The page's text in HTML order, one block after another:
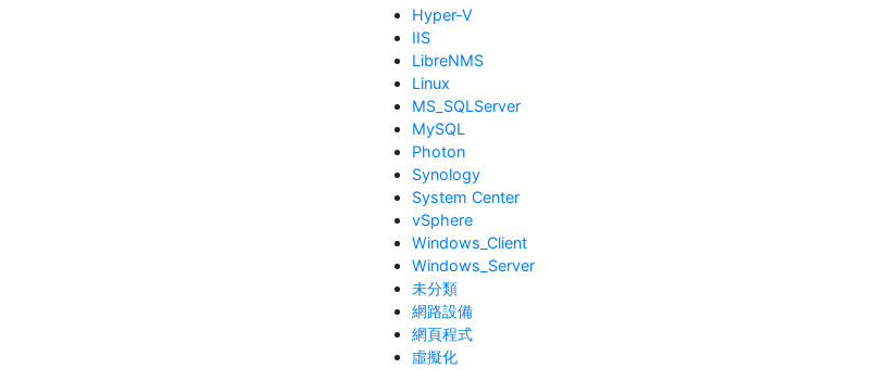
Hyper-V
IIS
LibreNMS
Linux
MS_SQLServer
MySQL
Photon
Synology
System Center
vSphere
Windows_Client
Windows_Server
未分類
網路設備
網頁程式
虛擬化